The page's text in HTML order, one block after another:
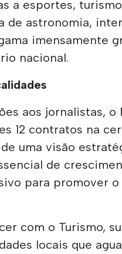
a esportes,
de astronomia,
imensamente
nacional.
aos jornalistas,
12 contratos na
uma visão
de
para promover
com o Turismo,
locais que